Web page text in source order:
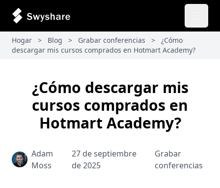
Hogar > Blog > Grabar conferencias >
¿Cómo
descargar mis cursos comprados en Hotmart Academy?
¿Cómo descargar mis
cursos comprados en
Hotmart Academy?
Adam
Moss
27 de septiembre
de 2025
Grabar
conferencias